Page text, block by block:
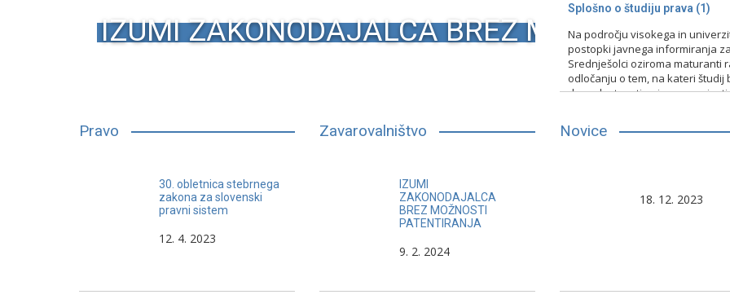
IZUMI ZAKONODAJALCA BREZ MOŽNOSTI
15. 2. 2024 Nerazvrščeno
Splošno o študiju prava (1)
Na področju visokega in
postopki javnega informiranja
Srednješolci oziroma maturanti
odločanju o tem, na kateri
druge lastnosti, primerno
13. 2. 2024
Pravo
30. obletnica stebrnega
zakona za slovenski
pravni sistem
12. 4. 2023
Zavarovalništvo
IZUMI
ZAKONODAJALCA
BREZ MOŽNOSTI
PATENTIRANJA
9. 2. 2024
Novice
18. 12. 2023
Slovenski pravnik mora biti
sposoben, da vzpostavi učinkovit
in ploden dialog in sodelovanje s
pravnimi sistemi in nosilci pravnih
Ljudje imajo negativno mnenje o
pravu in pravnikih in to ne zaradi
prava in pravniškega poklicnega
pravnikov in politikov.
nevarnost. Če ta ni